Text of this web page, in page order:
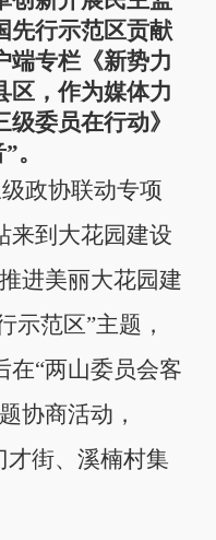
先行示范区贡献
端专栏《新势力
区，作为媒体力
委员在行动》
。
政协联动专项
来到大花园建设
进美丽大花园建
示范区”主题，
在“两山委员会客
协商活动，
才街、溪楠村集